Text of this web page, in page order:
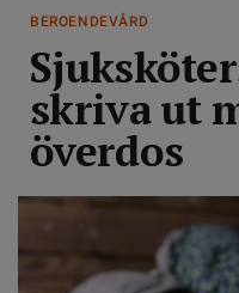
BEROENDEVÅRD
skriva ut
överdos